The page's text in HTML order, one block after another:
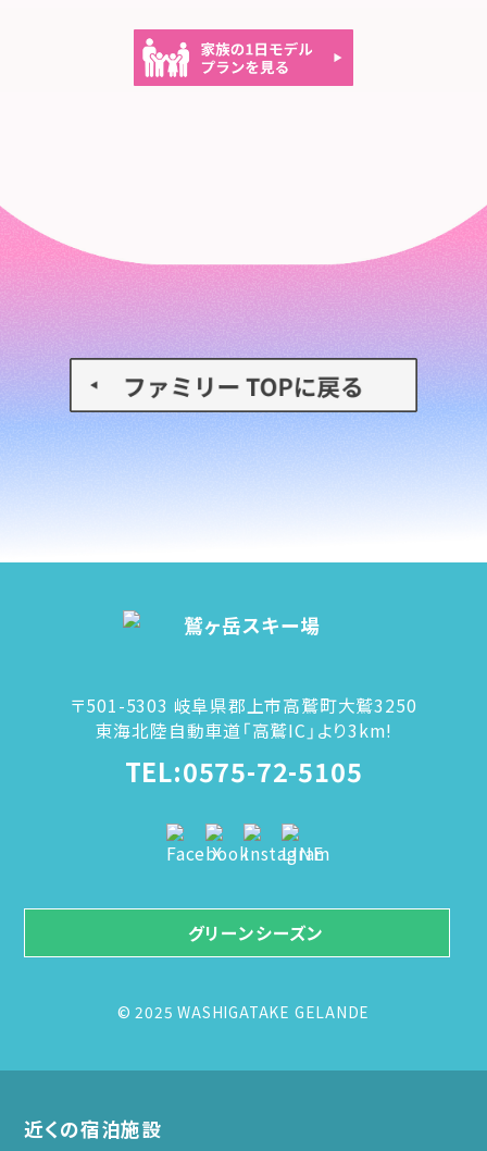
〒501-5303 岐阜県郡上市高鷲町大鷲3250
東海北陸自動車道「高鷲IC」より3km!
TEL:0575-72-5105
グリーンシーズン
© 2025 WASHIGATAKE GELANDE
近くの宿泊施設